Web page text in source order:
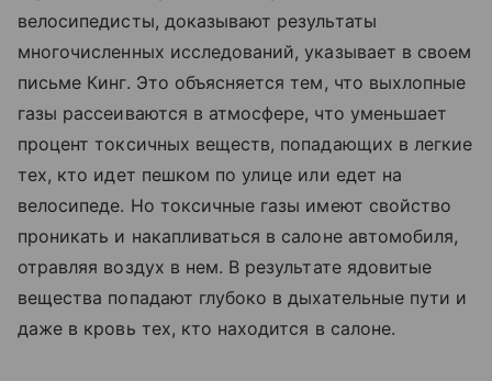
велосипедисты, доказывают результаты
многочисленных исследований, указывает в своем
письме Кинг. Это объясняется тем, что выхлопные
газы рассеиваются в атмосфере, что уменьшает
процент токсичных веществ, попадающих в легкие
тех, кто идет пешком по улице или едет на
велосипеде. Но токсичные газы имеют свойство
проникать и накапливаться в салоне автомобиля,
отравляя воздух в нем. В результате ядовитые
вещества попадают глубоко в дыхательные пути и
даже в кровь тех, кто находится в салоне.